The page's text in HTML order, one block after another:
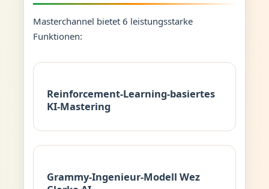
Masterchannel bietet 6 leistungsstarke
Funktionen:
Reinforcement-Learning-basiertes
KI-Mastering
Grammy-Ingenieur-Modell Wez